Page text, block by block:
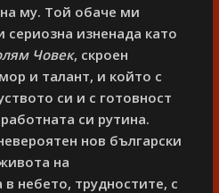
му. Той обаче ми
сериозна изненада като
Човек, скроен
и талант, и който с
си и с готовност
си рутина.
нов български
на
небето, трудностите, с